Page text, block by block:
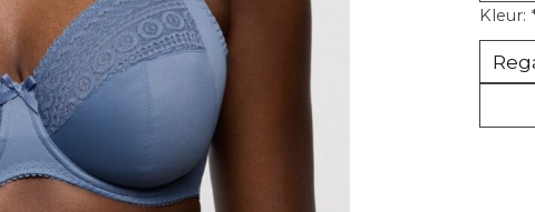
Kleur: